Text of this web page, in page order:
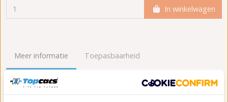
In winkelwagen
Meer informatie Toepasbaarheid
Origineel nummers